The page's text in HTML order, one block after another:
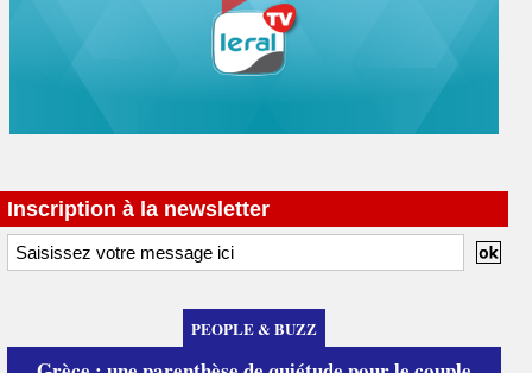
Inscription à la newsletter
PEOPLE & BUZZ